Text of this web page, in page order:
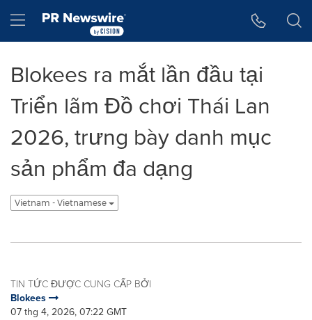
Hamburger menu
Blokees ra mắt lần đầu tại
Triển lãm Đồ chơi Thái Lan
2026, trưng bày danh mục
sản phẩm đa dạng
Vietnam - Vietnamese
TIN TỨC ĐƯỢC CUNG CẤP BỞI
Blokees
07 thg 4, 2026, 07:22 GMT